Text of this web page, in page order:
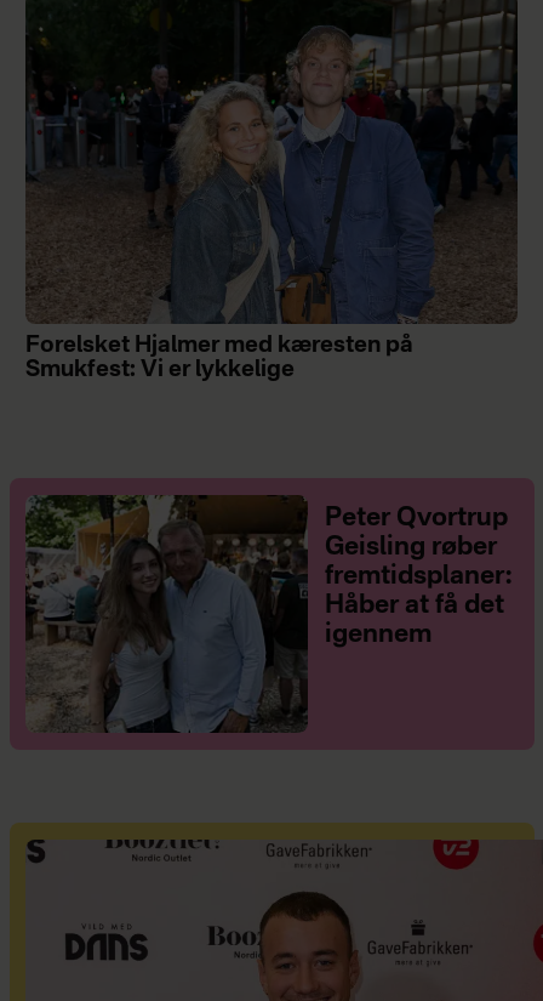
Forelsket Hjalmer med kæresten på
Smukfest: Vi er lykkelige
Peter Qvortrup
Geisling røber
fremtidsplaner:
Håber at få det
igennem